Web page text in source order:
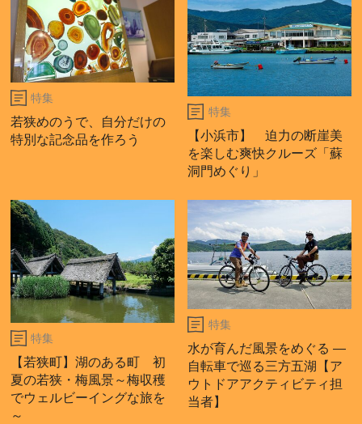
特集
若狭めのうで、自分だけの
特別な記念品を作ろう
特集
【小浜市】 迫力の断崖美
を楽しむ爽快クルーズ「蘇
洞門めぐり」
特集
【若狭町】湖のある町 初
夏の若狭・梅風景～梅収穫
でウェルビーイングな旅を
～
特集
水が育んだ風景をめぐる ―
自転車で巡る三方五湖【ア
ウトドアアクティビティ担
当者】